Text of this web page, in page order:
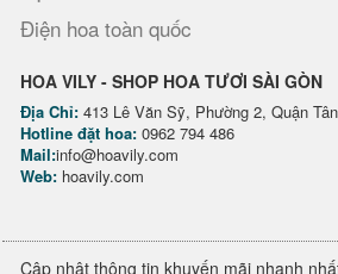
Điện hoa toàn quốc
HOA VILY - SHOP HOA TƯƠI SÀI GÒN
Địa Chỉ: 413 Lê Văn Sỹ, Phường 2, Quận
Hotline đặt hoa: 0962 794 486
Mail:info@hoavily.com
Web: hoavily.com
Cập nhật thông tin khuyến mãi nhanh